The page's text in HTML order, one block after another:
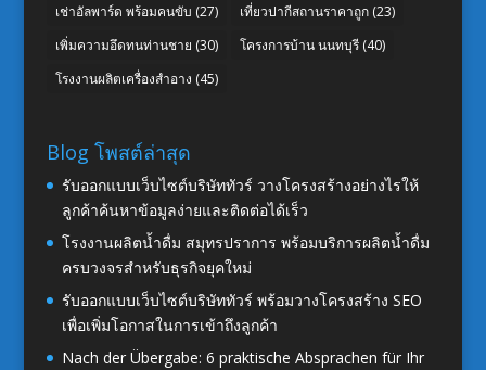
เช่าอัลพาร์ด พร้อมคนขับ (27) เที่ยวปากีสถานราคาถูก(23)
เพิ่มความอึดทนท่านชาย (30) โครงการบ้าน นนทบุรี(40)
โรงงานผลิตเครื่องสำอาง (45)
Blog โพสต์ล่าสุด
รับออกแบบเว็บไซต์บริษัททัวร์ วางโครงสร้างอย่างไรให้
ลูกค้าค้นหาข้อมูลง่ายและติดต่อได้เร็ว
โรงงานผลิตน้ำดื่ม สมุทรปราการ พร้อมบริการผลิตน้ำดื่ม
ครบวงจรสำหรับธุรกิจยุคใหม่
รับออกแบบเว็บไซต์บริษัททัวร์ พร้อมวางโครงสร้าง SEO
เพื่อเพิ่มโอกาสในการเข้าถึงลูกค้า
Nach der Übergabe: 6 praktische Absprachen für Ihr